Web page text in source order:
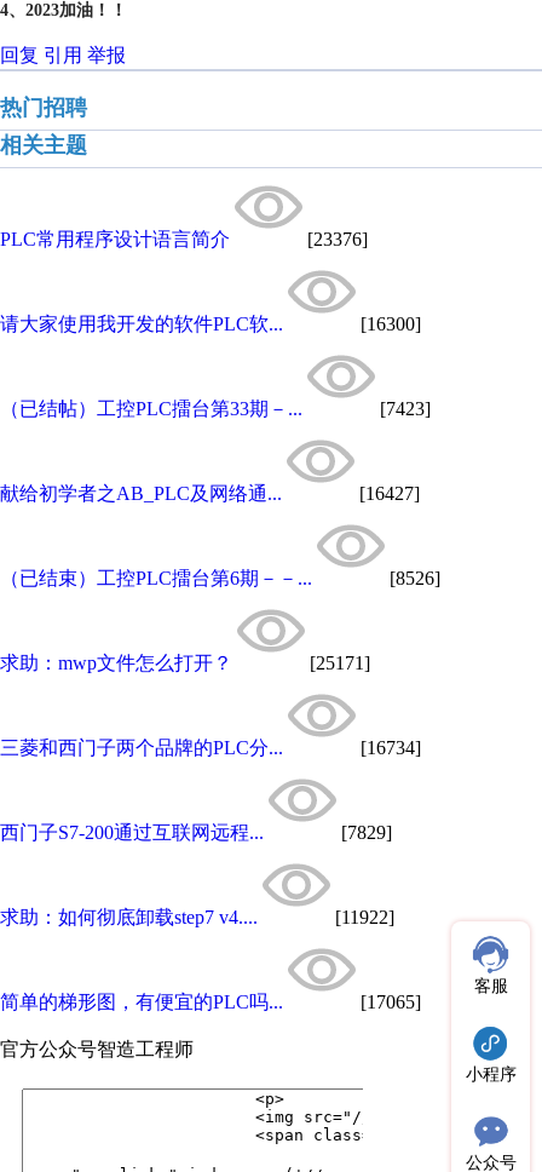
4、2023加油！！
回复 引用 举报
热门招聘
相关主题
PLC常用程序设计语言简介 [23376]
请大家使用我开发的软件PLC软... [16300]
（已结帖）工控PLC擂台第33期－... [7423]
献给初学者之AB_PLC及网络通... [16427]
（已结束）工控PLC擂台第6期－－... [8526]
求助：mwp文件怎么打开？ [25171]
三菱和西门子两个品牌的PLC分... [16734]
西门子S7-200通过互联网远程... [7829]
求助：如何彻底卸载step7 v4.... [11922]
简单的梯形图，有便宜的PLC吗... [17065]
官方公众号智造工程师
客服
小程序
公众号